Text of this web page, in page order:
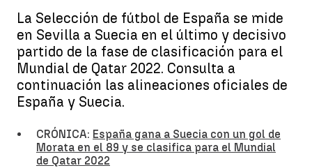
La Selección de fútbol de España se mide
en Sevilla a Suecia en el último y decisivo
partido de la fase de clasificación para el
Mundial de Qatar 2022. Consulta a
continuación las alineaciones oficiales de
España y Suecia.
CRÓNICA: España gana a Suecia con un gol de
Morata en el 89 y se clasifica para el Mundial
de Qatar 2022